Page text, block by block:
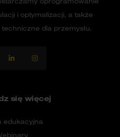
i optymalizacji, a także
dla przemysłu.
się więcej
edukacyjna